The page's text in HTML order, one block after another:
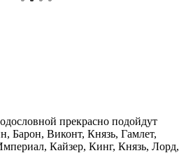
прекрасно подойдут
Барон, Виконт, Князь, Гамлет,
Кайзер, Кинг, Князь, Лорд,